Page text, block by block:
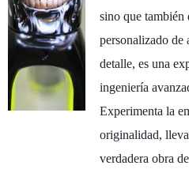
sino que también
personalizado de
detalle, es una
ingeniería
Experimenta la
originalidad,
verdadera obra